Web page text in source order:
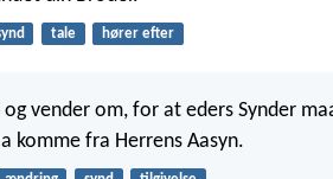
tale hører efter
vender om, for at eders Synder
komme fra Herrens Aasyn.